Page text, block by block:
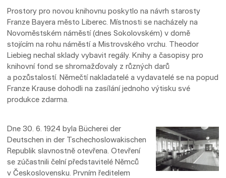
Prostory pro novou knihovnu poskytlo na návrh starosty
Franze Bayera město Liberec. Místnosti se nacházely na
Novoměstském náměstí (dnes Sokolovském) v domě
stojícím na rohu náměstí a Mistrovského vrchu. Theodor
Liebieg nechal sklady vybavit regály. Knihy a časopisy pro
knihovní fond se shromažďovaly z různých darů
a pozůstalostí. Němečtí nakladatelé a vydavatelé se na popud
Franze Krause dohodli na zasílání jednoho výtisku své
produkce zdarma.
Dne 30. 6. 1924 byla Bücherei der
Deutschen in der Tschechoslowakischen
Republik slavnostně otevřena. Otevření
se zúčastnili čelní představitelé Němců
v Československu. Prvním ředitelem